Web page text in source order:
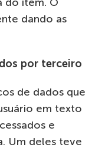
dando as
por terceiro
de dados que
em texto
​​e
Um deles teve